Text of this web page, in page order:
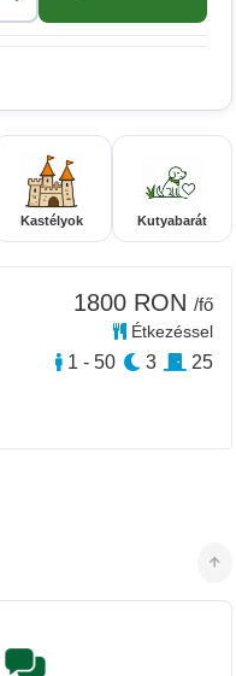
Kastélyok Kutyabarát
1800 RON /fő
Étkezéssel
1 - 50 3 25